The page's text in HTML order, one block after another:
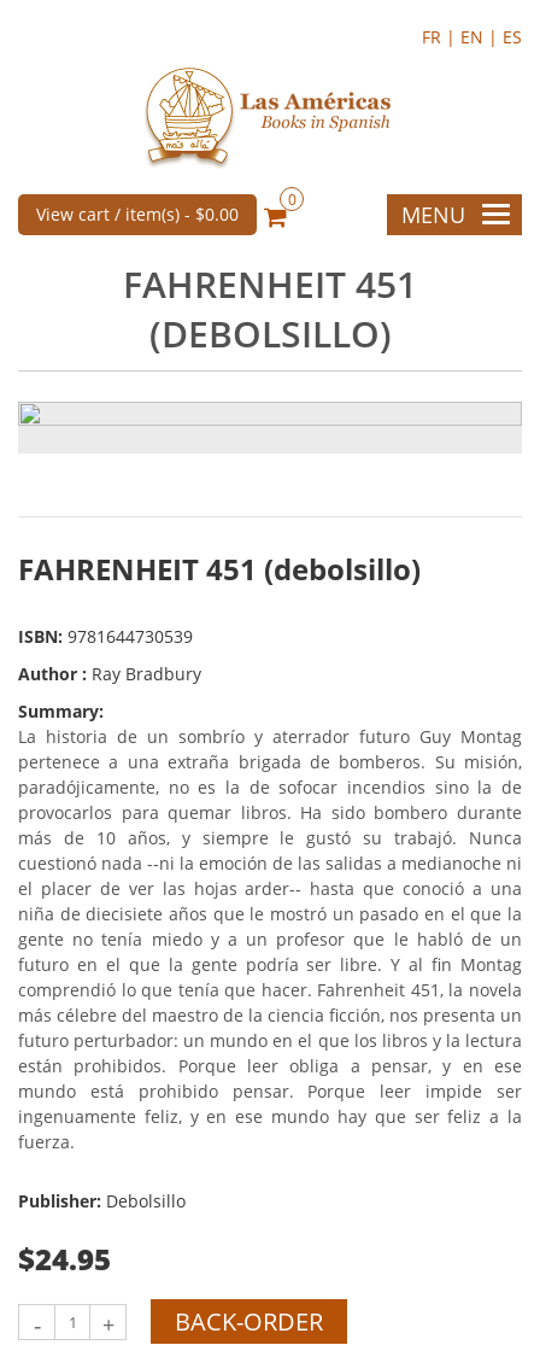
FR | EN | ES
View cart / item(s) - $0.00
0
MENU
FAHRENHEIT 451
(DEBOLSILLO)
FAHRENHEIT 451 (debolsillo)
ISBN: 9781644730539
Author : Ray Bradbury
Summary:
La historia de un sombrío y aterrador futuro Guy Montag
pertenece a una extraña brigada de bomberos. Su misión,
paradójicamente, no es la de sofocar incendios sino la de
provocarlos para quemar libros. Ha sido bombero durante
más de 10 años, y siempre le gustó su trabajó. Nunca
cuestionó nada --ni la emoción de las salidas a medianoche ni
el placer de ver las hojas arder-- hasta que conoció a una
niña de diecisiete años que le mostró un pasado en el que la
gente no tenía miedo y a un profesor que le habló de un
futuro en el que la gente podría ser libre. Y al fin Montag
comprendió lo que tenía que hacer. Fahrenheit 451, la novela
más célebre del maestro de la ciencia ficción, nos presenta un
futuro perturbador: un mundo en el que los libros y la lectura
están prohibidos. Porque leer obliga a pensar, y en ese
mundo está prohibido pensar. Porque leer impide ser
ingenuamente feliz, y en ese mundo hay que ser feliz a la
fuerza.
Publisher: Debolsillo
$24.95
- + BACK-ORDER